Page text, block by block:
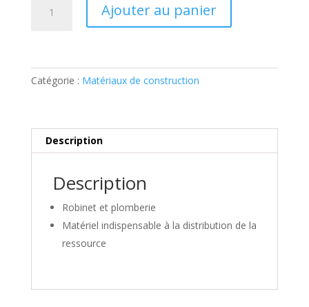
Ajouter au panier
r
i
Catégorie : Matériaux de construction
Description
Description
Robinet et plomberie
Matériel indispensable à la distribution de la
ressource